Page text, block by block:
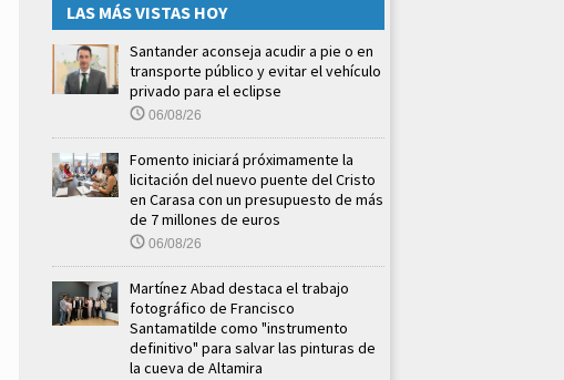
LAS MÁS VISTAS HOY
Santander aconseja acudir a pie o en
transporte público y evitar el vehículo
privado para el eclipse
06/08/26
Fomento iniciará próximamente la
licitación del nuevo puente del Cristo
en Carasa con un presupuesto de más
de 7 millones de euros
06/08/26
Martínez Abad destaca el trabajo
fotográfico de Francisco
Santamatilde como "instrumento
definitivo" para salvar las pinturas de
la cueva de Altamira